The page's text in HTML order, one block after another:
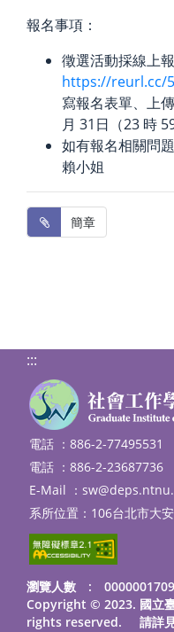
報名事項：
徵選活動採線上
https://reurl.cc/
寫報名表單、上
月 31日（23 時
如有報名相關問
賴小姐
簡章
:::
電話 ：886-2-77495531
電話 ：886-2-23687736
E-Mail ：
系所位置：106台北市大
瀏覽人數 : 0000001709
Copyright © 2023. 國立
rights reserved. 請詳